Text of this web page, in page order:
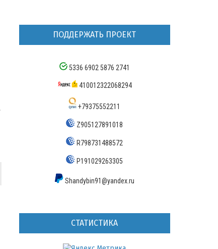
ПОДДЕРЖАТЬ ПРОЕКТ
5336 6902 5876 2741
410012322068294
+79375552211
Z905127891018
R798731488572
P191029263305
Shandybin91@yandex.ru
СТАТИСТИКА